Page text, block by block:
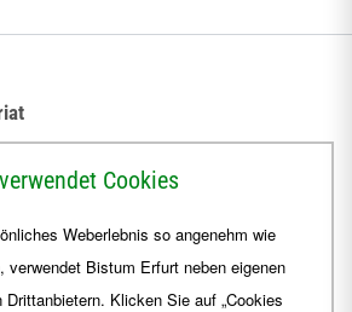
Erfurt.de
Cookies
Weberlebnis so angenehm wie
verwendet Bistum Erfurt neben eigenen
Klicken Sie auf „Cookies